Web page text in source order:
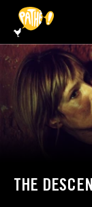
SKIP TO MAIN
THE